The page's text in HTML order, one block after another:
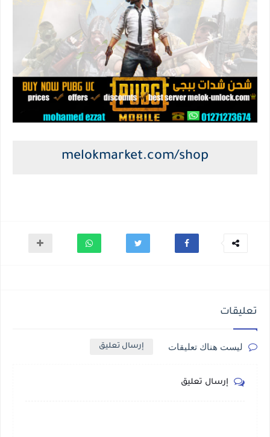
melokmarket.com/shop
تعليقات
ليست هناك تعليقات إرسال تعليق
إرسال تعليق